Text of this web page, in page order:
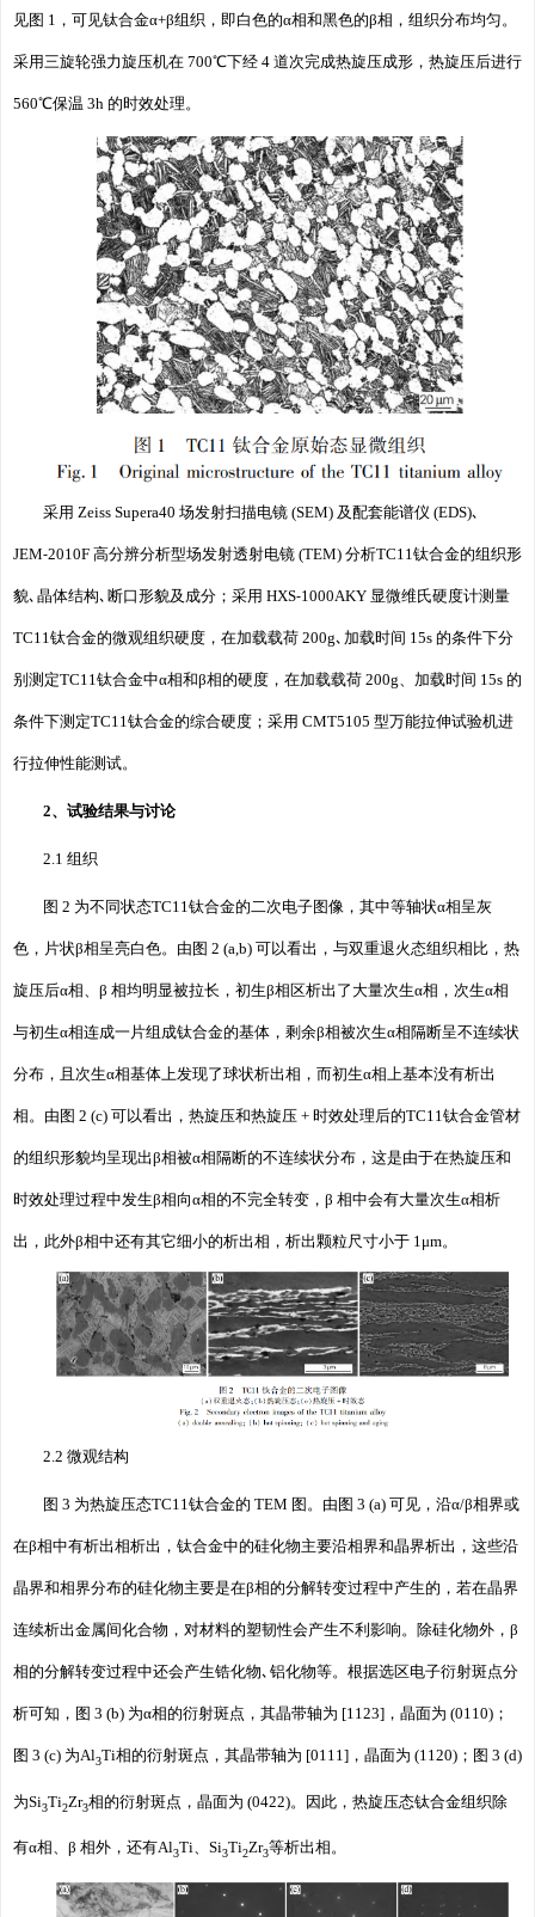
见图 1，可见钛合金α+β组织，即白色的α相和黑色的β相，组织分布均匀。
采用三旋轮强力旋压机在 700℃下经 4 道次完成热旋压成形，热旋压后进行
560℃保温 3h 的时效处理。
采用 Zeiss Supera40 场发射扫描电镜 (SEM) 及配套能谱仪 (EDS)､
JEM⁃2010F 高分辨分析型场发射透射电镜 (TEM) 分析TC11钛合金的组织形
貌､晶体结构､断口形貌及成分；采用 HXS⁃1000AKY 显微维氏硬度计测量
TC11钛合金的微观组织硬度，在加载载荷 200g､加载时间 15s 的条件下分
别测定TC11钛合金中α相和β相的硬度，在加载载荷 200g、加载时间 15s 的
条件下测定TC11钛合金的综合硬度；采用 CMT5105 型万能拉伸试验机进
行拉伸性能测试。
2、试验结果与讨论
2.1 组织
图 2 为不同状态TC11钛合金的二次电子图像，其中等轴状α相呈灰
色，片状β相呈亮白色。由图 2 (a,b) 可以看出，与双重退火态组织相比，热
旋压后α相、β 相均明显被拉长，初生β相区析出了大量次生α相，次生α相
与初生α相连成一片组成钛合金的基体，剩余β相被次生α相隔断呈不连续状
分布，且次生α相基体上发现了球状析出相，而初生α相上基本没有析出
相。由图 2 (c) 可以看出，热旋压和热旋压 + 时效处理后的TC11钛合金管材
的组织形貌均呈现出β相被α相隔断的不连续状分布，这是由于在热旋压和
时效处理过程中发生β相向α相的不完全转变，β 相中会有大量次生α相析
出，此外β相中还有其它细小的析出相，析出颗粒尺寸小于 1μm。
2.2 微观结构
图 3 为热旋压态TC11钛合金的 TEM 图。由图 3 (a) 可见，沿α/β相界或
在β相中有析出相析出，钛合金中的硅化物主要沿相界和晶界析出，这些沿
晶界和相界分布的硅化物主要是在β相的分解转变过程中产生的，若在晶界
连续析出金属间化合物，对材料的塑韧性会产生不利影响。除硅化物外，β
相的分解转变过程中还会产生锆化物､铝化物等。根据选区电子衍射斑点分
析可知，图 3 (b) 为α相的衍射斑点，其晶带轴为 [1123]，晶面为 (0110)；
图 3 (c) 为Al3Ti相的衍射斑点，其晶带轴为 [0111]，晶面为 (1120)；图 3 (d)
为Si3Ti2Zr3相的衍射斑点，晶面为 (0422)。因此，热旋压态钛合金组织除
有α相、β 相外，还有Al3Ti、Si3Ti2Zr3等析出相。